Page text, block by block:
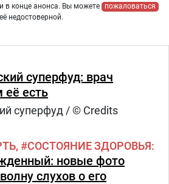
в конце анонса. Вы можете
пожаловаться
недостоверной.
суперфуд: врач
её есть
суперфуд / © Credits
СОСТОЯНИЕ ЗДОРОВЬЯ
новые фото
слухов о его